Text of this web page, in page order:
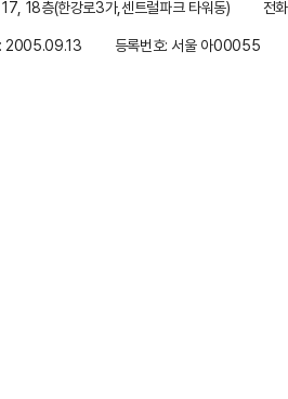
18층(한강로3가,센트럴파크 타워동)
전
2005.09.13 등록번호: 서울 아00055